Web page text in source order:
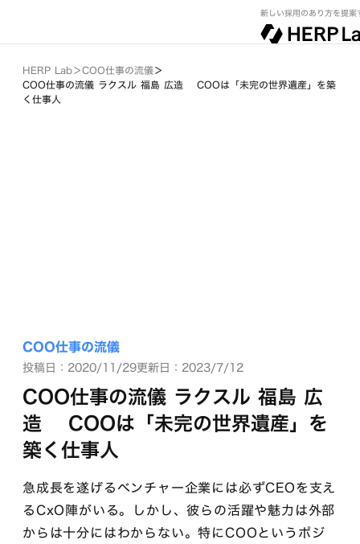
新しい採用のあり方を提案
HERP Lab＞COO仕事の流儀＞
COO仕事の流儀 ラクスル 福島 広造 COOは「未完の世界遺産」を築
く仕事人
COO仕事の流儀
投稿日：2020/11/29更新日：2023/7/12
COO仕事の流儀 ラクスル 福島 広
造 COOは「未完の世界遺産」を
築く仕事人
急成長を遂げるベンチャー企業には必ずCEOを支え
るCxO陣がいる。しかし、彼らの活躍や魅力は外部
からは十分にはわからない。特にCOOというポジ